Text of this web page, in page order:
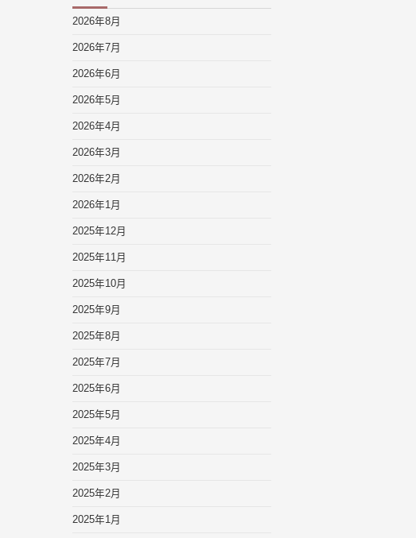
2026年8月
2026年7月
2026年6月
2026年5月
2026年4月
2026年3月
2026年2月
2026年1月
2025年12月
2025年11月
2025年10月
2025年9月
2025年8月
2025年7月
2025年6月
2025年5月
2025年4月
2025年3月
2025年2月
2025年1月